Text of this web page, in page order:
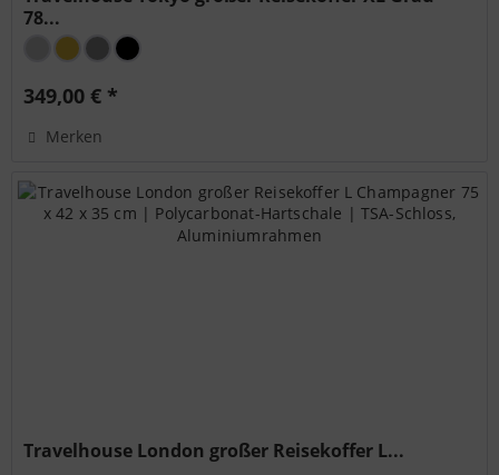
78...
349,00 € *
Merken
Travelhouse London großer Reisekoffer L...